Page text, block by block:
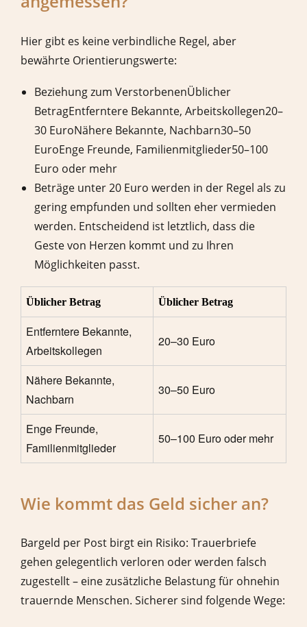
Hier gibt es keine verbindliche Regel, aber
bewährte Orientierungswerte:
Beziehung zum VerstorbenenÜblicher
BetragEntferntere Bekannte, Arbeitskollegen20–
30 EuroNähere Bekannte, Nachbarn30–50
EuroEnge Freunde, Familienmitglieder50–100
Euro oder mehr
Beträge unter 20 Euro werden in der Regel als zu
gering empfunden und sollten eher vermieden
werden. Entscheidend ist letztlich, dass die
Geste von Herzen kommt und zu Ihren
Möglichkeiten passt.
Üblicher Betrag Üblicher Betrag
Entferntere Bekannte,
Arbeitskollegen
20–30 Euro
Nähere Bekannte,
Nachbarn
30–50 Euro
Enge Freunde,
Familienmitglieder
50–100 Euro oder mehr
Wie kommt das Geld sicher an?
Bargeld per Post birgt ein Risiko: Trauerbriefe
gehen gelegentlich verloren oder werden falsch
zugestellt – eine zusätzliche Belastung für ohnehin
trauernde Menschen. Sicherer sind folgende Wege: